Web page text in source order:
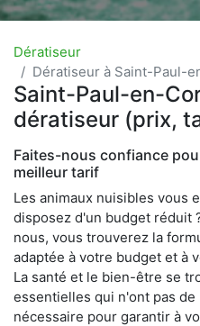
Dératiseur
Dératiseur à Saint-Paul-
Saint-Paul-en-
dératiseur (prix,
Faites-nous confiance
meilleur tarif
Les animaux nuisibles vous
disposez d'un budget réduit
nous, vous trouverez la
adaptée à votre budget et à
La santé et le bien-être se
essentielles qui n'ont pas
nécessaire pour garantir à